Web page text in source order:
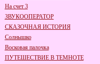
На счет 3
ЗВУКООПЕРАТОР
СКАЗОЧНАЯ ИСТОРИЯ
Солнышко
Восковая палочка
ПУТЕШЕСТВИЕ В ТЕМНОТЕ